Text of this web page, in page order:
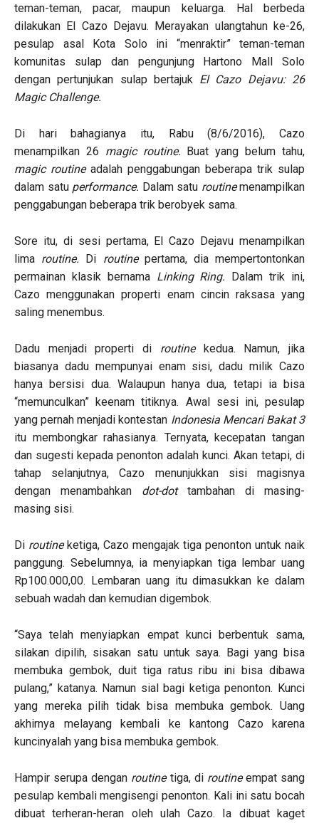
teman-teman, pacar, maupun keluarga. Hal berbeda
dilakukan El Cazo Dejavu. Merayakan ulangtahun ke-26,
pesulap asal Kota Solo ini “menraktir” teman-teman
komunitas sulap dan pengunjung Hartono Mall Solo
dengan pertunjukan sulap bertajuk El Cazo Dejavu: 26
Magic Challenge.
Di hari bahagianya itu, Rabu (8/6/2016), Cazo
menampilkan 26 magic routine. Buat yang belum tahu,
magic routine adalah penggabungan beberapa trik sulap
dalam satu performance. Dalam satu routinemenampilkan
penggabungan beberapa trik berobyek sama.
Sore itu, di sesi pertama, El Cazo Dejavu menampilkan
lima routine. Di routine pertama, dia mempertontonkan
permainan klasik bernama Linking Ring. Dalam trik ini,
Cazo menggunakan properti enam cincin raksasa yang
saling menembus.
Dadu menjadi properti di routine kedua. Namun, jika
biasanya dadu mempunyai enam sisi, dadu milik Cazo
hanya bersisi dua. Walaupun hanya dua, tetapi ia bisa
“memunculkan” keenam titiknya. Awal sesi ini, pesulap
yang pernah menjadi kontestan Indonesia Mencari Bakat 3
itu membongkar rahasianya. Ternyata, kecepatan tangan
dan sugesti kepada penonton adalah kunci. Akan tetapi, di
tahap selanjutnya, Cazo menunjukkan sisi magisnya
dengan menambahkan dot-dot tambahan di masing-
masing sisi.
Di routineketiga, Cazo mengajak tiga penonton untuk naik
panggung. Sebelumnya, ia menyiapkan tiga lembar uang
Rp100.000,00. Lembaran uang itu dimasukkan ke dalam
sebuah wadah dan kemudian digembok.
“Saya telah menyiapkan empat kunci berbentuk sama,
silakan dipilih, sisakan satu untuk saya. Bagi yang bisa
membuka gembok, duit tiga ratus ribu ini bisa dibawa
pulang,” katanya. Namun sial bagi ketiga penonton. Kunci
yang mereka pilih tidak bisa membuka gembok. Uang
akhirnya melayang kembali ke kantong Cazo karena
kuncinyalah yang bisa membuka gembok.
Hampir serupa dengan routine tiga, di routineempat sang
pesulap kembali mengisengi penonton. Kali ini satu bocah
dibuat terheran-heran oleh ulah Cazo. Ia dibuat kaget